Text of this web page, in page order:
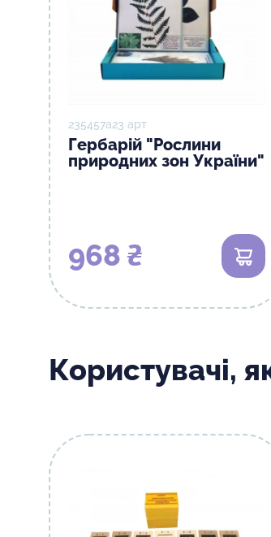
235457а23 арт
Гербарій "Рослини
природних зон України"
968 ₴ В
Користувачі,